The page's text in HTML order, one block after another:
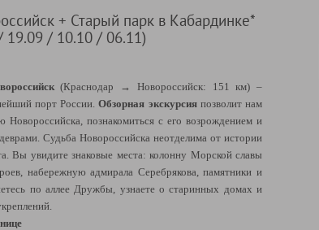
+ Старый парк в Кабардинке*
19.09 / 10.10 / 06.11)
(Краснодар → Новороссийск: 151 км) –
порт России. Обзорная экскурсия позволит нам
Новороссийска, познакомиться с его возрождением и
Судьба Новороссийска неотделима от истории
Вы увидите знаковые места: колонну Морской славы
набережную адмирала Серебрякова, памятники и
по аллее Дружбы, узнаете о старинных домах и